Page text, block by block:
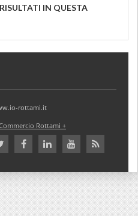
IN QUESTA
rottami.it
Rottami